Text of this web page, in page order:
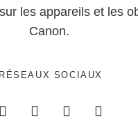
les appareils et les
Canon.
RÉSEAUX SOCIAUX